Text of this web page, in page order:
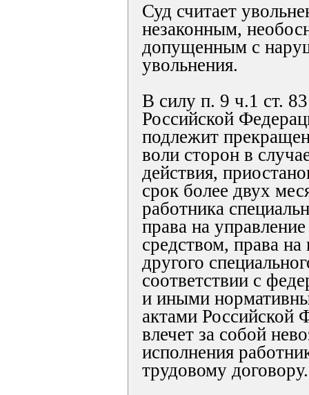
Суд считает
незаконным,
допущенным с
увольнения.
В силу п. 9 ч.1 ст.
Российской
подлежит
воли сторон в
действия,
срок более двух
работника
права на
средством, права
другого
соответствии с
и иными
актами Российской
влечет за собой
исполнения
трудовому договору.